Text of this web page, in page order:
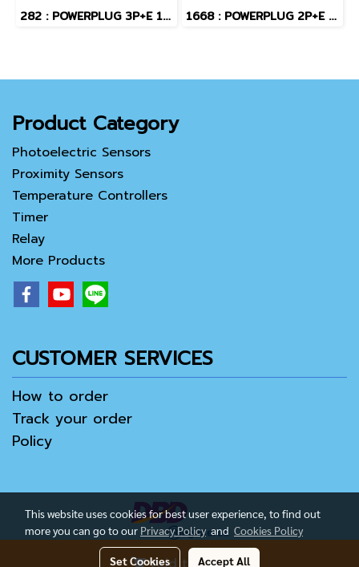
282 : POWERPLUG 3P+E 16A400Vผู้(IP67) 1668 : POWERPLUG 2P+E 16A230Vเมียฝัง(IP44)
Product Category
Photoelectric Sensors
Proximity Sensors
Temperature Controllers
Timer
Relay
More Products
CUSTOMER SERVICES
How to order
Track your order
Policy
This website uses cookies for best user experience, to find out
more you can go to our Privacy Policyand Cookies Policy
Set Cookies Accept All